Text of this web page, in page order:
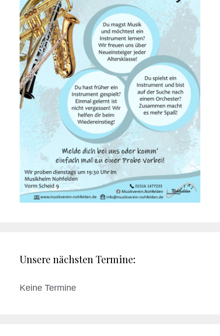
Unsere nächsten Termine:
Keine Termine